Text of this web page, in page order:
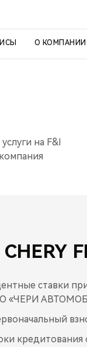
О КОМПАНИИ
на F&I
ставки
«ЧЕРИ
кредитования